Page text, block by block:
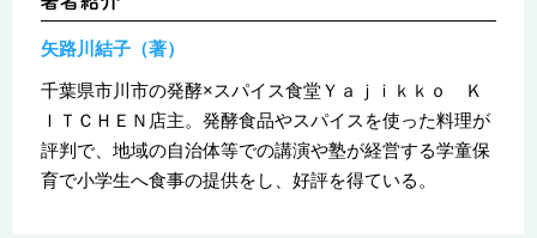
矢路川結子（著）
千葉県市川市の発酵×スパイス食堂Ｙａｊｉｋｋｏ Ｋ
ＩＴＣＨＥＮ店主。発酵食品やスパイスを使った料理が
評判で、地域の自治体等での講演や塾が経営する学童保
育で小学生へ食事の提供をし、好評を得ている。